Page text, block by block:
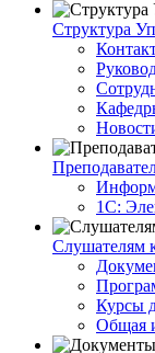
Структура
1С:
Слушателям
Курсы
Общая